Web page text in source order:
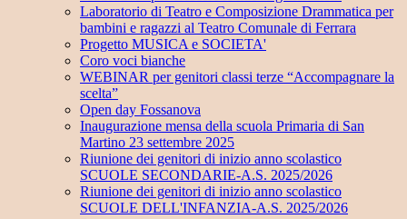
Laboratorio di Teatro e Composizione Drammatica per
bambini e ragazzi al Teatro Comunale di Ferrara
Progetto MUSICA e SOCIETA'
Coro voci bianche
WEBINAR per genitori classi terze “Accompagnare la
scelta”
Open day Fossanova
Inaugurazione mensa della scuola Primaria di San
Martino 23 settembre 2025
Riunione dei genitori di inizio anno scolastico
SCUOLE SECONDARIE-A.S. 2025/2026
Riunione dei genitori di inizio anno scolastico
SCUOLE DELL'INFANZIA-A.S. 2025/2026